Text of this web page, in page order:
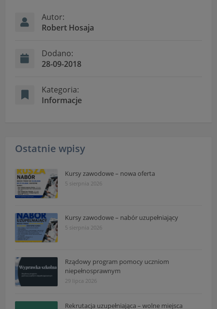
Autor:
Robert Hosaja
Dodano:
28-09-2018
Kategoria:
Informacje
Ostatnie wpisy
Kursy zawodowe – nowa oferta
5 sierpnia 2026
Kursy zawodowe – nabór uzupełniający
5 sierpnia 2026
Rządowy program pomocy uczniom
niepełnosprawnym
29 lipca 2026
Rekrutacja uzupełniająca – wolne miejsca